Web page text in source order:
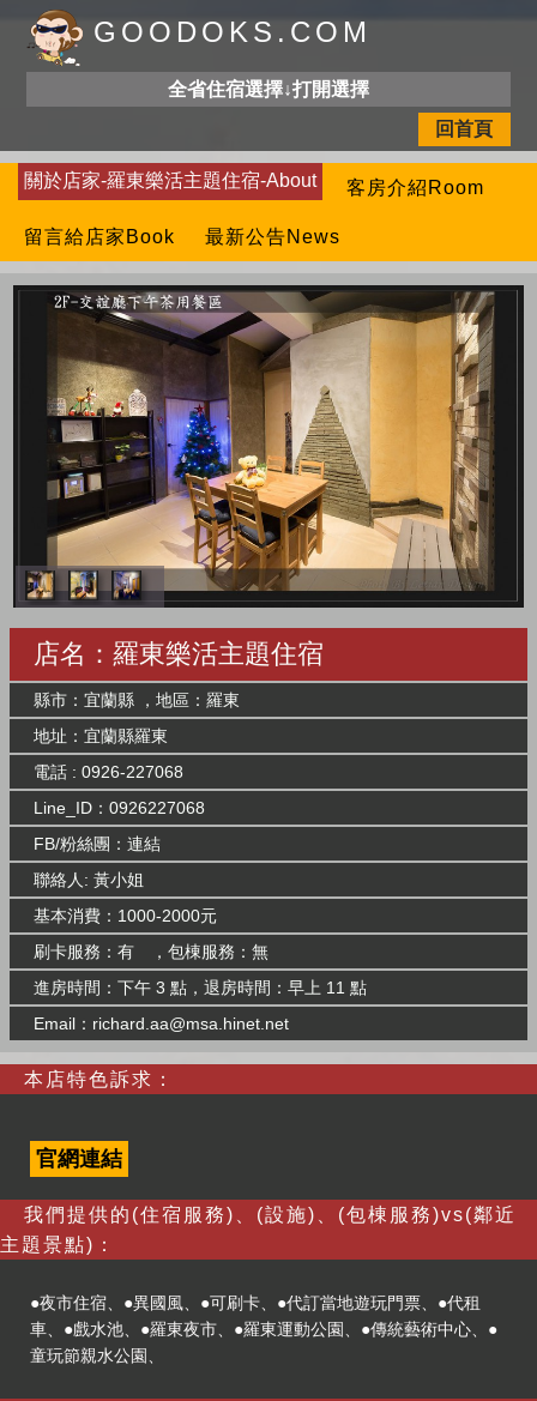
GOODOKS.COM
全省住宿選擇↓打開選擇
回首頁
關於店家-羅東樂活主題住宿-About 客房介紹Room
留言給店家Book 最新公告News
店名：羅東樂活主題住宿
縣市：宜蘭縣 ，地區：羅東
地址：宜蘭縣羅東
電話 : 0926-227068
Line_ID：0926227068
FB/粉絲團： 連結
聯絡人: 黃小姐
基本消費：1000-2000元
刷卡服務：有 ，包棟服務：無
進房時間：下午 3 點，退房時間：早上 11 點
Email： richard.aa@msa.hinet.net
本店特色訴求：
官網連結
我們提供的(住宿服務)、(設施)、(包棟服務)vs(鄰近
主題景點)：
●夜市住宿、●異國風、●可刷卡、●代訂當地遊玩門票、●代租
車、●戲水池、●羅東夜市、●羅東運動公園、●傳統藝術中心、●
童玩節親水公園、